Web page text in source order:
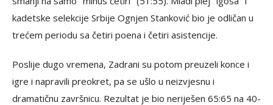
kadetske selekcije Srbije Ognjen Stanković bio je odličan u
trećem periodu sa četiri poena i četiri asistencije.
Poslije dugo vremena, Zadrani su potom preuzeli konce i
igre i napravili preokret, pa se ušlo u neizvjesnu i
dramatičnu završnicu. Rezultat je bio neriješen 65:65 na 40-